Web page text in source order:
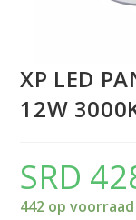
XP LED
12W
SRD
442 op voorraad